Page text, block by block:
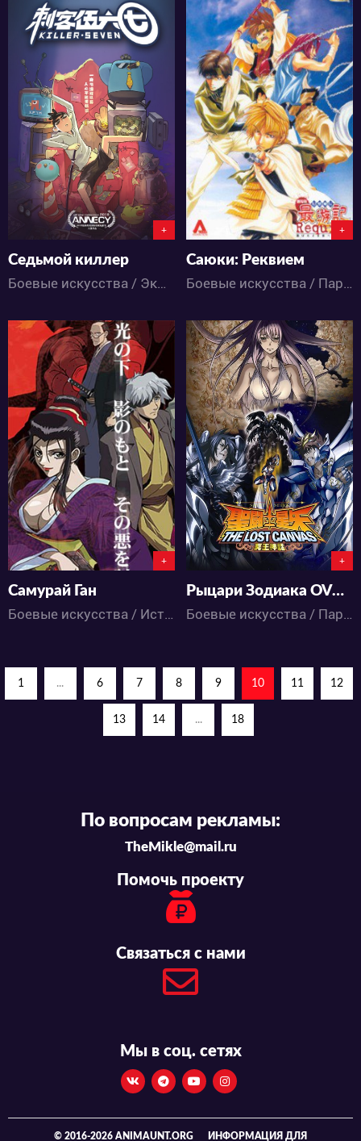
14184
5 27
+
Седьмой киллер
Боевые искусства / Экшен / Детектив / Драма / Комедия / Романтика / Аниме
5393
0 1
+
Саюки: Реквием
Боевые искусства / Паранормальное / Приключения / Сёнэн / Фэнтези / Аниме
5521
1 5
+
Самурай Ган
Боевые искусства / Исторический / Экшен / Приключения / Сёнэн / Аниме
4796
0 0
+
Рыцари Зодиака OVA-5
Боевые искусства / Паранормальное / Экшен / Приключения / Сёнэн / Фэнтези / Аниме
1 ... 6 7 8 9 10 11 12
13 14 ... 18
По вопросам рекламы:
TheMikle@mail.ru
Помочь проекту
Связаться с нами
Мы в соц. сетях
© 2016-2026 ANIMAUNT.ORG ИНФОРМАЦИЯ ДЛЯ